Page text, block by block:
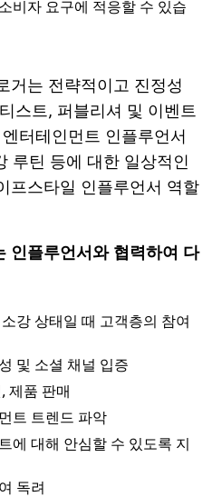
비자 요구에 적응할 수 있습
거는 전략적이고 진정성
스트, 퍼블리셔 및 이벤트
터테인먼트 인플루언서
루틴 등에 대한 일상적인
프스타일 인플루언서 역할
인플루언서와 협력하여 다
소강 상태일 때 고객층의 참여
및 소셜 채널 입증
, 제품 판매
트 트렌드 파악
에 대해 안심할 수 있도록 지
독려